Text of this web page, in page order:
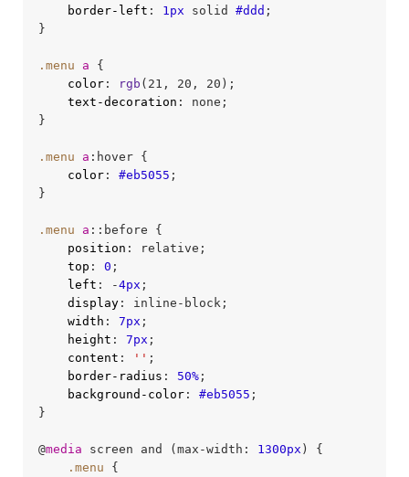
border-left : 1px solid #ddd ;
}
.menu a {
color: rgb (21, 20, 20);
text-decoration : none;
}
.menu a :hover {
color: #eb5055 ;
}
.menu a ::before {
position : relative;
top : 0 ;
left : -4px ;
display: inline-block;
width : 7px ;
height : 7px ;
content : '' ;
border-radius : 50%;
background-color: #eb5055 ;
}
@media screen and (max-width: 1300px ) {
.menu {